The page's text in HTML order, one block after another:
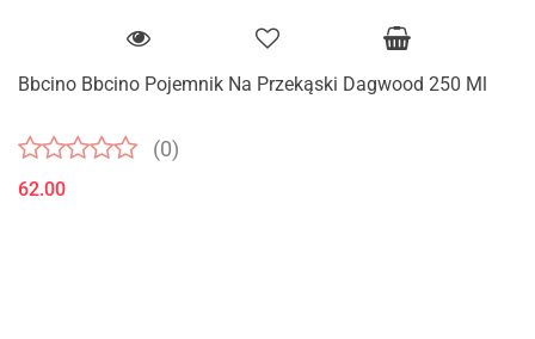
Bbcino Bbcino Pojemnik Na Przekąski Dagwood 250 Ml
(0)
62.00